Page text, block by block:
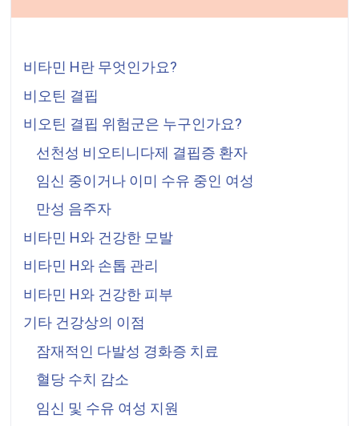
비타민 H란 무엇인가요?
비오틴 결핍
비오틴 결핍 위험군은 누구인가요?
선천성 비오티니다제 결핍증 환자
임신 중이거나 이미 수유 중인 여성
만성 음주자
비타민 H와 건강한 모발
비타민 H와 손톱 관리
비타민 H와 건강한 피부
기타 건강상의 이점
잠재적인 다발성 경화증 치료
혈당 수치 감소
임신 및 수유 여성 지원